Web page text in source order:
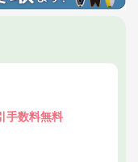
手数料無料